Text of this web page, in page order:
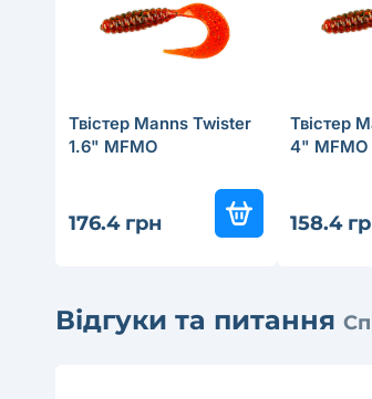
Твістер Manns Twister
1.6" MFMO
176.4 грн
Твістер
4" MFMO
158.4
Відгуки та питання